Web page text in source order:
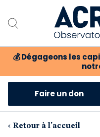
💰 Dégageons les
Notre
Nos
Faire un don
‹ Retour à l'accueil